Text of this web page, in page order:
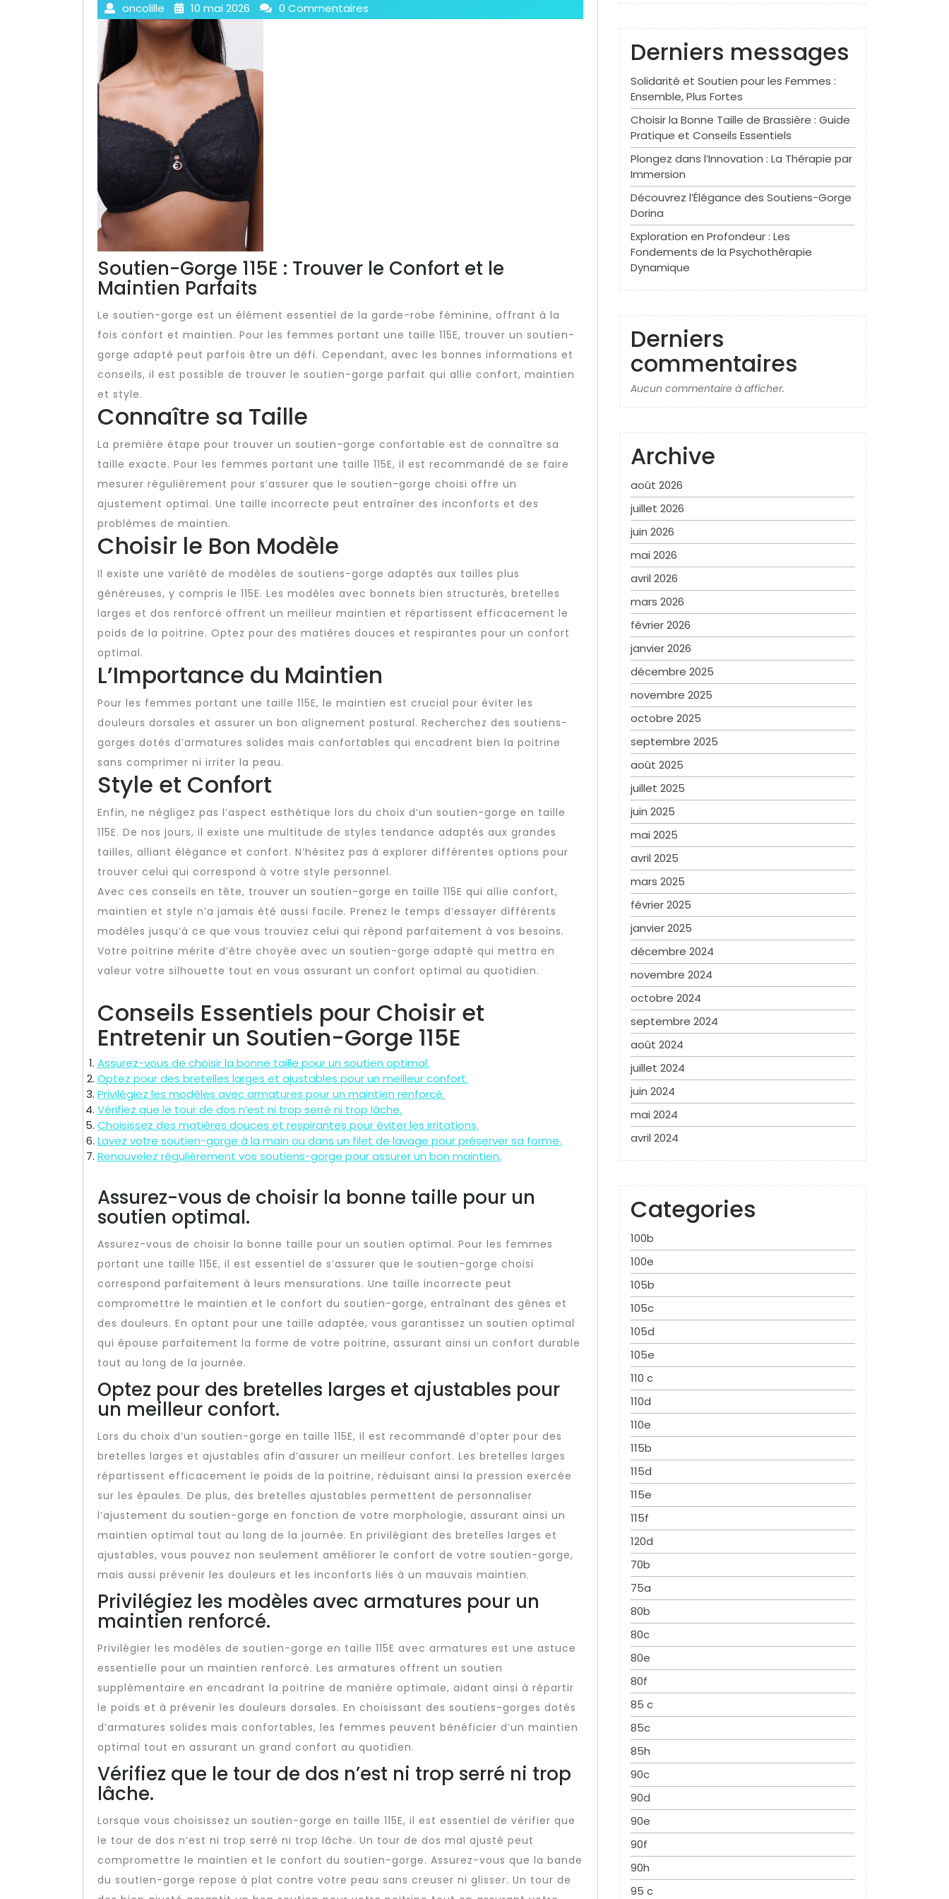
oncolille 10 mai 2026 0 Commentaires
Soutien-Gorge 115E : Trouver le Confort et le
Maintien Parfaits
Le soutien-gorge est un élément essentiel de la garde-robe féminine, offrant à la
fois confort et maintien. Pour les femmes portant une taille 115E, trouver un soutien-
gorge adapté peut parfois être un défi. Cependant, avec les bonnes informations et
conseils, il est possible de trouver le soutien-gorge parfait qui allie confort, maintien
et style.
Connaître sa Taille
La première étape pour trouver un soutien-gorge confortable est de connaître sa
taille exacte. Pour les femmes portant une taille 115E, il est recommandé de se faire
mesurer régulièrement pour s’assurer que le soutien-gorge choisi offre un
ajustement optimal. Une taille incorrecte peut entraîner des inconforts et des
problèmes de maintien.
Choisir le Bon Modèle
Il existe une variété de modèles de soutiens-gorge adaptés aux tailles plus
généreuses, y compris le 115E. Les modèles avec bonnets bien structurés, bretelles
larges et dos renforcé offrent un meilleur maintien et répartissent efficacement le
poids de la poitrine. Optez pour des matières douces et respirantes pour un confort
optimal.
L’Importance du Maintien
Pour les femmes portant une taille 115E, le maintien est crucial pour éviter les
douleurs dorsales et assurer un bon alignement postural. Recherchez des soutiens-
gorges dotés d’armatures solides mais confortables qui encadrent bien la poitrine
sans comprimer ni irriter la peau.
Style et Confort
Enfin, ne négligez pas l’aspect esthétique lors du choix d’un soutien-gorge en taille
115E. De nos jours, il existe une multitude de styles tendance adaptés aux grandes
tailles, alliant élégance et confort. N’hésitez pas à explorer différentes options pour
trouver celui qui correspond à votre style personnel.
Avec ces conseils en tête, trouver un soutien-gorge en taille 115E qui allie confort,
maintien et style n’a jamais été aussi facile. Prenez le temps d’essayer différents
modèles jusqu’à ce que vous trouviez celui qui répond parfaitement à vos besoins.
Votre poitrine mérite d’être choyée avec un soutien-gorge adapté qui mettra en
valeur votre silhouette tout en vous assurant un confort optimal au quotidien.
Conseils Essentiels pour Choisir et
Entretenir un Soutien-Gorge 115E
Assurez-vous de choisir la bonne taille pour un soutien optimal.
Optez pour des bretelles larges et ajustables pour un meilleur confort.
Privilégiez les modèles avec armatures pour un maintien renforcé.
Vérifiez que le tour de dos n’est ni trop serré ni trop lâche.
Choisissez des matières douces et respirantes pour éviter les irritations.
Lavez votre soutien-gorge à la main ou dans un filet de lavage pour préserver sa forme.
Renouvelez régulièrement vos soutiens-gorge pour assurer un bon maintien.
Assurez-vous de choisir la bonne taille pour un
soutien optimal.
Assurez-vous de choisir la bonne taille pour un soutien optimal. Pour les femmes
portant une taille 115E, il est essentiel de s’assurer que le soutien-gorge choisi
correspond parfaitement à leurs mensurations. Une taille incorrecte peut
compromettre le maintien et le confort du soutien-gorge, entraînant des gênes et
des douleurs. En optant pour une taille adaptée, vous garantissez un soutien optimal
qui épouse parfaitement la forme de votre poitrine, assurant ainsi un confort durable
tout au long de la journée.
Optez pour des bretelles larges et ajustables pour
un meilleur confort.
Lors du choix d’un soutien-gorge en taille 115E, il est recommandé d’opter pour des
bretelles larges et ajustables afin d’assurer un meilleur confort. Les bretelles larges
répartissent efficacement le poids de la poitrine, réduisant ainsi la pression exercée
sur les épaules. De plus, des bretelles ajustables permettent de personnaliser
l’ajustement du soutien-gorge en fonction de votre morphologie, assurant ainsi un
maintien optimal tout au long de la journée. En privilégiant des bretelles larges et
ajustables, vous pouvez non seulement améliorer le confort de votre soutien-gorge,
mais aussi prévenir les douleurs et les inconforts liés à un mauvais maintien.
Privilégiez les modèles avec armatures pour un
maintien renforcé.
Privilégier les modèles de soutien-gorge en taille 115E avec armatures est une astuce
essentielle pour un maintien renforcé. Les armatures offrent un soutien
supplémentaire en encadrant la poitrine de manière optimale, aidant ainsi à répartir
le poids et à prévenir les douleurs dorsales. En choisissant des soutiens-gorges dotés
d’armatures solides mais confortables, les femmes peuvent bénéficier d’un maintien
optimal tout en assurant un grand confort au quotidien.
Vérifiez que le tour de dos n’est ni trop serré ni trop
lâche.
Lorsque vous choisissez un soutien-gorge en taille 115E, il est essentiel de vérifier que
le tour de dos n’est ni trop serré ni trop lâche. Un tour de dos mal ajusté peut
compromettre le maintien et le confort du soutien-gorge. Assurez-vous que la bande
du soutien-gorge repose à plat contre votre peau sans creuser ni glisser. Un tour de
Derniers messages
Solidarité et Soutien pour les Femmes :
Ensemble, Plus Fortes
Choisir la Bonne Taille de Brassière : Guide
Pratique et Conseils Essentiels
Plongez dans l’Innovation : La Thérapie par
Immersion
Découvrez l’Élégance des Soutiens-Gorge
Dorina
Exploration en Profondeur : Les
Fondements de la Psychothérapie
Dynamique
Derniers
commentaires
Aucun commentaire à afficher.
Archive
août 2026
juillet 2026
juin 2026
mai 2026
avril 2026
mars 2026
février 2026
janvier 2026
décembre 2025
novembre 2025
octobre 2025
septembre 2025
août 2025
juillet 2025
juin 2025
mai 2025
avril 2025
mars 2025
février 2025
janvier 2025
décembre 2024
novembre 2024
octobre 2024
septembre 2024
août 2024
juillet 2024
juin 2024
mai 2024
avril 2024
Categories
100b
100e
105b
105c
105d
105e
110 c
110d
110e
115b
115d
115e
115f
120d
70b
75a
80b
80c
80e
80f
85 c
85c
85h
90c
90d
90e
90f
90h
95 c